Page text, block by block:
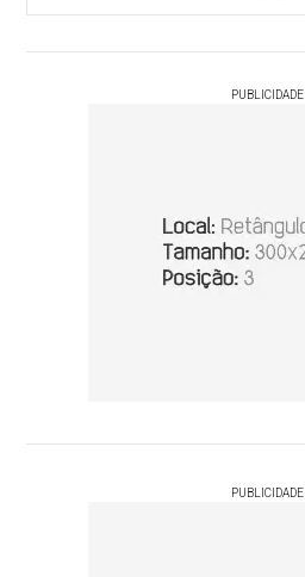
PUBLICIDADE
PUBLICIDADE